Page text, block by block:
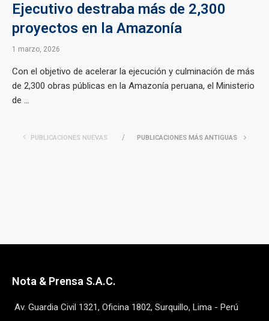
Ejecutivo destraba más de 2,300
proyectos en la Amazonía
1 marzo, 2026
Con el objetivo de acelerar la ejecución y culminación de más
de 2,300 obras públicas en la Amazonía peruana, el Ministerio
de ...
PUBLICACIONES NUEVAS PUBLICACIONES MÁS ANTIGUAS
Nota & Prensa S.A.C.
Av. Guardia Civil 1321, Oficina 1802, Surquillo, Lima - Perú